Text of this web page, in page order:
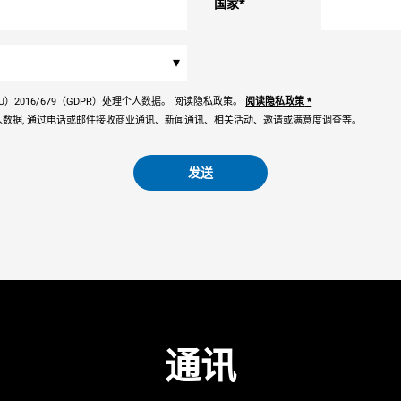
国家*
▾
）2016/679（GDPR）处理个人数据。 阅读隐私政策。 阅读隐私政策 *
据, 通过电话或邮件接收商业通讯、新闻通讯、相关活动、邀请或满意度调查等。
发送
通讯